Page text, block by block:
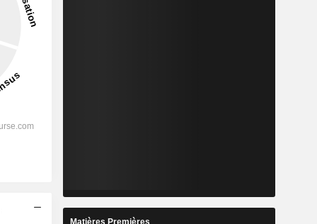
Matières Premières